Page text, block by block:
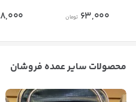
63,000 تومان
محصولات سایر عمده فروشان